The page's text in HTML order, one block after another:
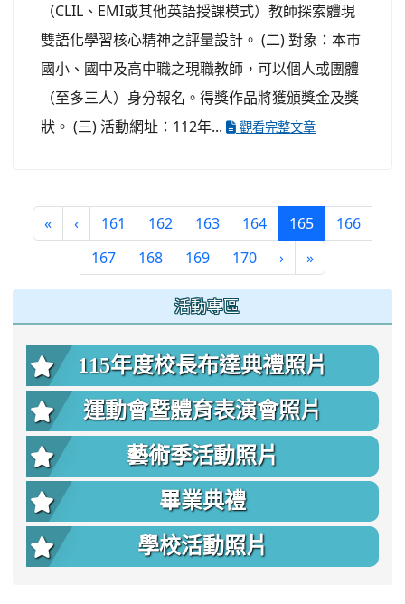
（CLIL、EMI或其他英語授課模式）教師探索體現
雙語化學習核心精神之評量設計。 (二) 對象：本市
國小、國中及高中職之現職教師，可以個人或團體
（至多三人）身分報名。得獎作品將獲頒獎金及獎
狀。 (三) 活動網址：112年...
觀看完整文章
« ‹ 161 162 163 164 165(current)
166
167
168 169 170 › »
活動專區
115年度校長布達典禮照片
運動會暨體育表演會照片
藝術季活動照片
畢業典禮
學校活動照片